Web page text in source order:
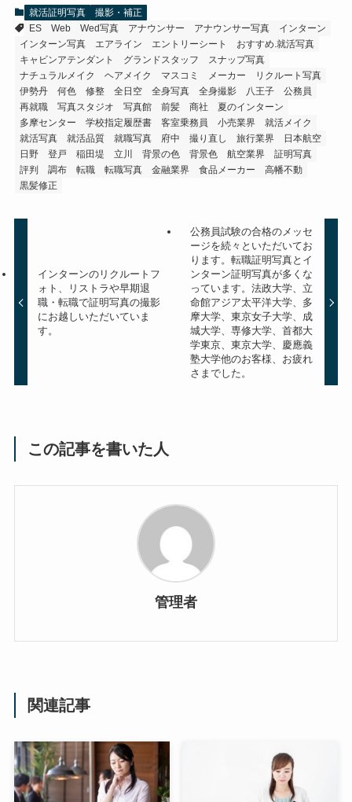
就活証明写真
撮影・補正
ES
Web Wed写真 アナウンサー アナウンサー写真
インターン
インターン写真
エアライン エントリーシート
おすすめ.就活写真
キャビンアテンダント
グランドスタッフ
スナップ写真
ナチュラルメイク
ヘアメイク マスコミ メーカー
リクルート写真
伊勢丹
何色 修整 全日空 全身写真 全身撮影 八王子
公務員
再就職
写真スタジオ 写真館 前髪 商社
夏のインターン
多摩センター
学校指定履歴書 客室乗務員 小売業界
就活メイク
就活写真
就活品質 就職写真 府中 撮り直し 旅行業界
日本航空
日野
登戸 稲田堤 立川 背景の色 背景色 航空業界
証明写真
評判
調布 転職 転職写真 金融業界 食品メーカー
高幡不動
黒髪修正
インターンのリクルートフ
ォト、リストラや早期退
職・転職で証明写真の撮影
にお越しいただいていま
す。
公務員試験の合格のメッセ
ージを続々といただいてお
ります。転職証明写真とイ
ンターン証明写真が多くな
っています。法政大学、立
命館アジア太平洋大学、多
摩大学、東京女子大学、成
城大学、専修大学、首都大
学東京、東京大学、慶應義
塾大学他のお客様、お疲れ
さまでした。
この記事を書いた人
管理者
関連記事